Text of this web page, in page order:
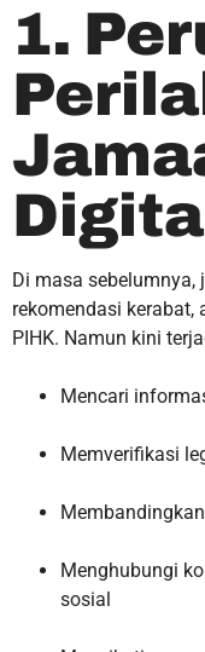
1.
Digital
Di masa
rekomendasi
PIHK. Namun kini
Mencari
Memverifikasi
Menghubungi
sosial